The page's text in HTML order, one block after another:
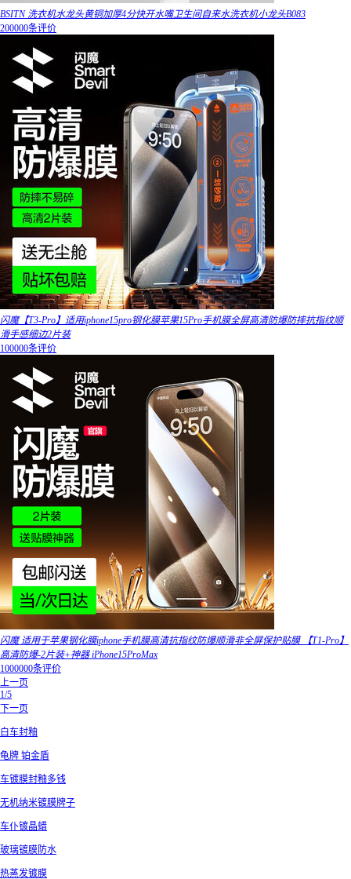
BSITN 洗衣机水龙头黄铜加厚4分快开水嘴卫生间自来水洗衣机小龙头B083
200000条评价
闪魔【T3-Pro】适用iphone15pro钢化膜苹果15Pro手机膜全屏高清防爆防摔抗指纹顺
滑手感细边2片装
100000条评价
闪魔 适用于苹果钢化膜iphone手机膜高清抗指纹防爆顺滑非全屏保护贴膜 【T1-Pro】
高清防爆-2片装+神器 iPhone15ProMax
1000000条评价
上一页
1/5
下一页
白车封釉
龟牌 铂金盾
车镀膜封釉多钱
无机纳米镀膜牌子
车仆镀晶蜡
玻璃镀膜防水
热蒸发镀膜